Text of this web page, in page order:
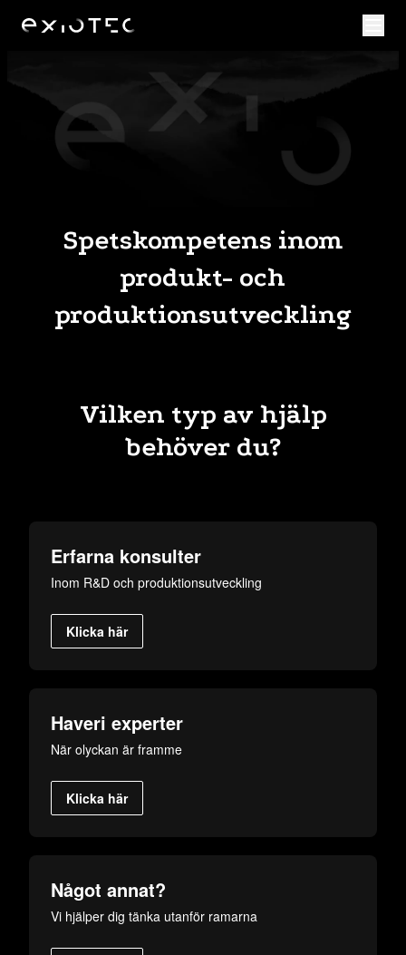
Spetskompetens inom
produkt- och
produktionsutveckling
Vilken typ av hjälp
behöver du?
Erfarna konsulter
Inom R&D och produktionsutveckling
Klicka här
Haveri experter
När olyckan är framme
Klicka här
Något annat?
Vi hjälper dig tänka utanför ramarna